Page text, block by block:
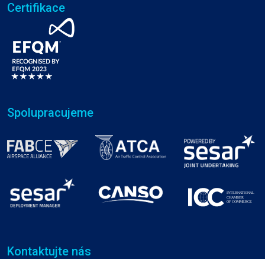
Certifikace
Spolupracujeme
Kontaktujte nás